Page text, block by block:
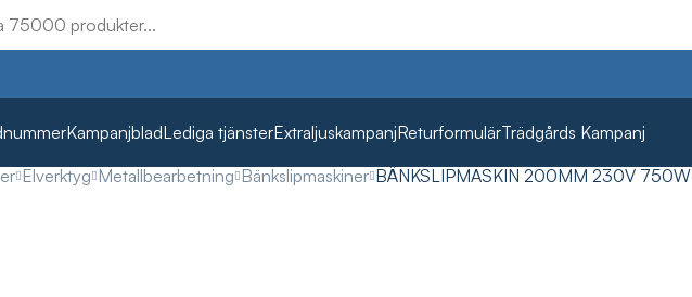
KampanjbladLediga tjänsterExtraljuskampanjReturformulärTrädgårds Kampanj
Elverktyg Metallbearbetning Bänkslipmaskiner BÄNKSLIPMASKIN 200MM 230V 750W